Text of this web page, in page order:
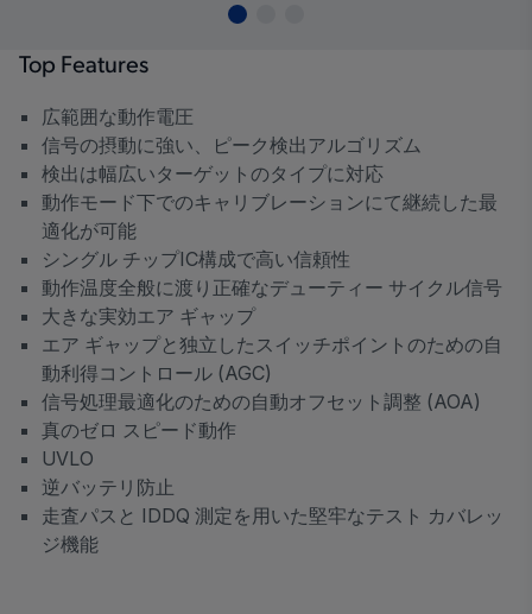
Top Features
広範囲な動作電圧
信号の摂動に強い、ピーク検出アルゴリズム
検出は幅広いターゲットのタイプに対応
動作モード下でのキャリブレーションにて継続した最
適化が可能
シングル チップIC構成で高い信頼性
動作温度全般に渡り正確なデューティー サイクル信号
大きな実効エア ギャップ
エア ギャップと独立したスイッチポイントのための自
動利得コントロール (AGC)
信号処理最適化のための自動オフセット調整 (AOA)
真のゼロ スピード動作
UVLO
逆バッテリ防止
走査パスと IDDQ 測定を用いた堅牢なテスト カバレッ
ジ機能